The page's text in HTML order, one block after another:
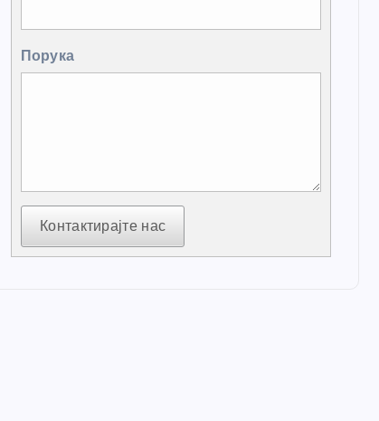
Порука
Контактирајте нас